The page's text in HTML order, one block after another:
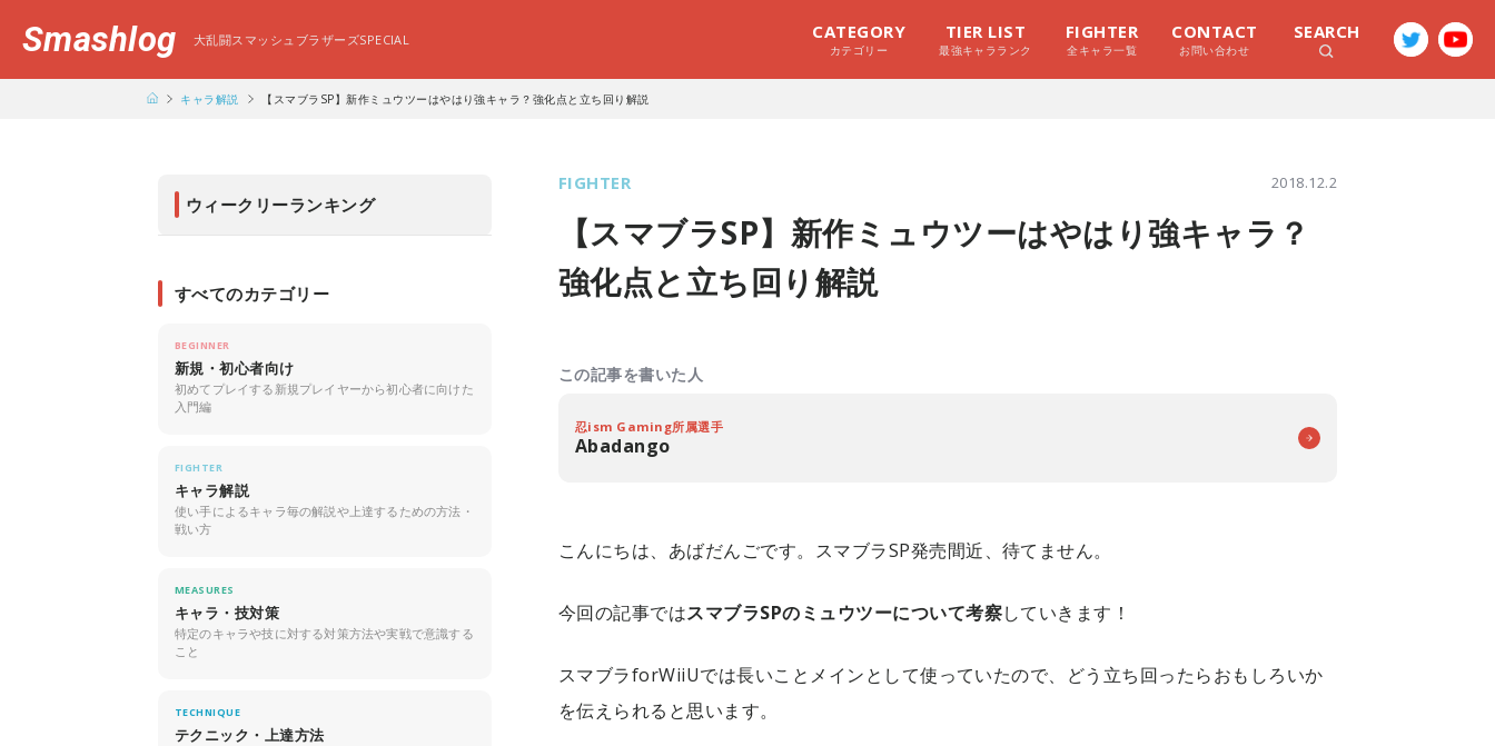
Smashlog 大乱闘スマッシュブラザーズSPECIAL CATEGORY
カテゴリー
TIER LIST
最強キャラランク
FIGHTER
全キャラ一覧
CONTACT
お問い合わせ
SEARCH
キャラ解説 【スマブラSP】新作ミュウツーはやはり強キャラ？強化点と立ち回り解説
FIGHTER 2018.12.2
【スマブラSP】新作ミュウツーはやはり強キャラ？
強化点と立ち回り解説
この記事を書いた人
忍ism Gaming所属選手
Abadango
こんにちは、あばだんごです。スマブラSP発売間近、待てません。
今回の記事ではスマブラSPのミュウツーについて考察していきます！
スマブラforWiiUでは長いことメインとして使っていたので、どう立ち回ったらおもしろいか
を伝えられると思います。
ウィークリーランキング
すべてのカテゴリー
BEGINNER
新規・初心者向け
初めてプレイする新規プレイヤーから初心者に向けた
入門編
FIGHTER
キャラ解説
使い手によるキャラ毎の解説や上達するための方法・
戦い方
MEASURES
キャラ・技対策
特定のキャラや技に対する対策方法や実戦で意識する
こと
TECHNIQUE
テクニック・上達方法